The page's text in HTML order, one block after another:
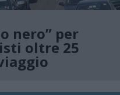
nero” per
oltre 25